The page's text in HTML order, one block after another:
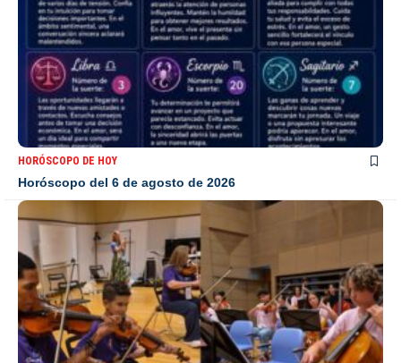
HORÓSCOPO DE HOY
Horóscopo del 6 de agosto de 2026